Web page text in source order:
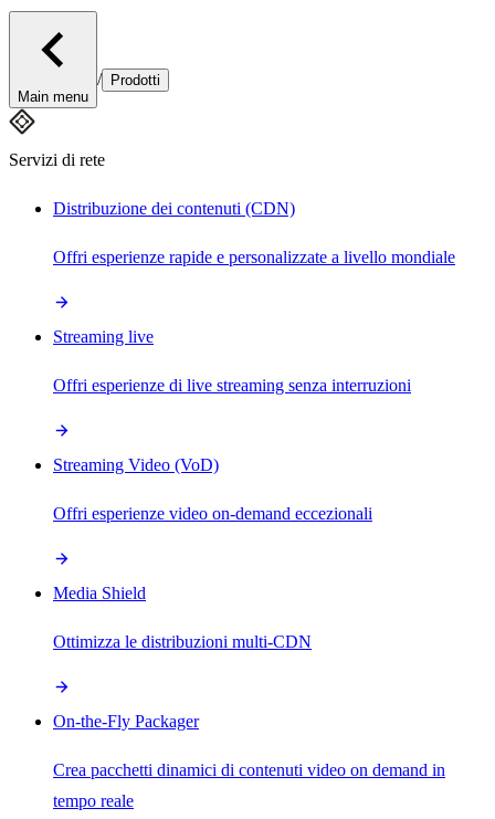
Main menu
/ Prodotti
Servizi di rete
Distribuzione dei contenuti (CDN)
Offri esperienze rapide e personalizzate a livello mondiale
Streaming live
Offri esperienze di live streaming senza interruzioni
Streaming Video (VoD)
Offri esperienze video on-demand eccezionali
Media Shield
Ottimizza le distribuzioni multi-CDN
On-the-Fly Packager
Crea pacchetti dinamici di contenuti video on demand in
tempo reale